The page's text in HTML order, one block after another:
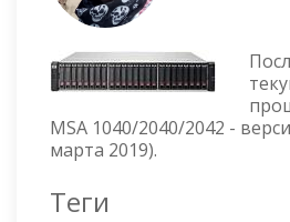
MSA 1040/2040/2042 -
марта 2019).
Теги